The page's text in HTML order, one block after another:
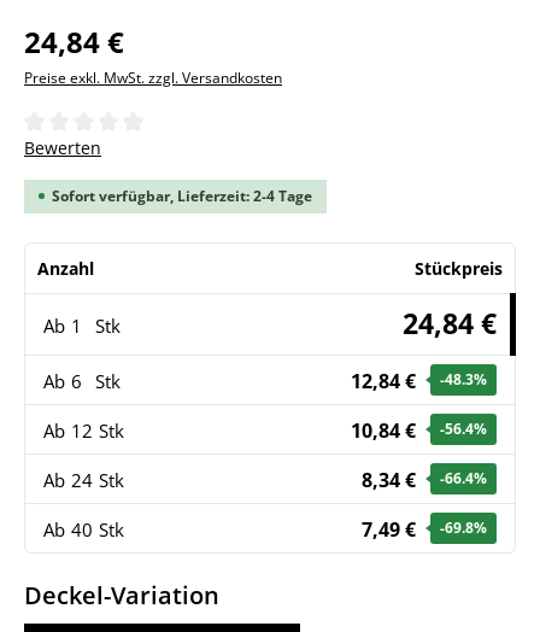
24,84 €
Preise exkl. MwSt. zzgl. Versandkosten
Durchschnittliche Bewertung von 0 von 5 Sternen
Bewerten
Sofort verfügbar, Lieferzeit: 2-4 Tage
Anzahl Stückpreis
Ab 1 Stk 24,84 €
Ab 6 Stk 12,84 € -48.3%
Ab 12 Stk 10,84 € -56.4%
Ab 24 Stk 8,34 € -66.4%
Ab 40 Stk 7,49 € -69.8%
Deckel-Variation